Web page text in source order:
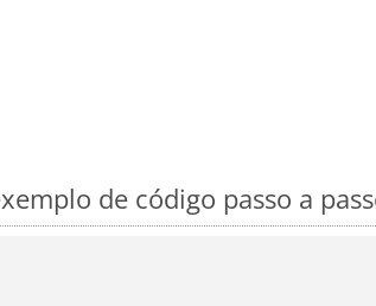
de código passo a